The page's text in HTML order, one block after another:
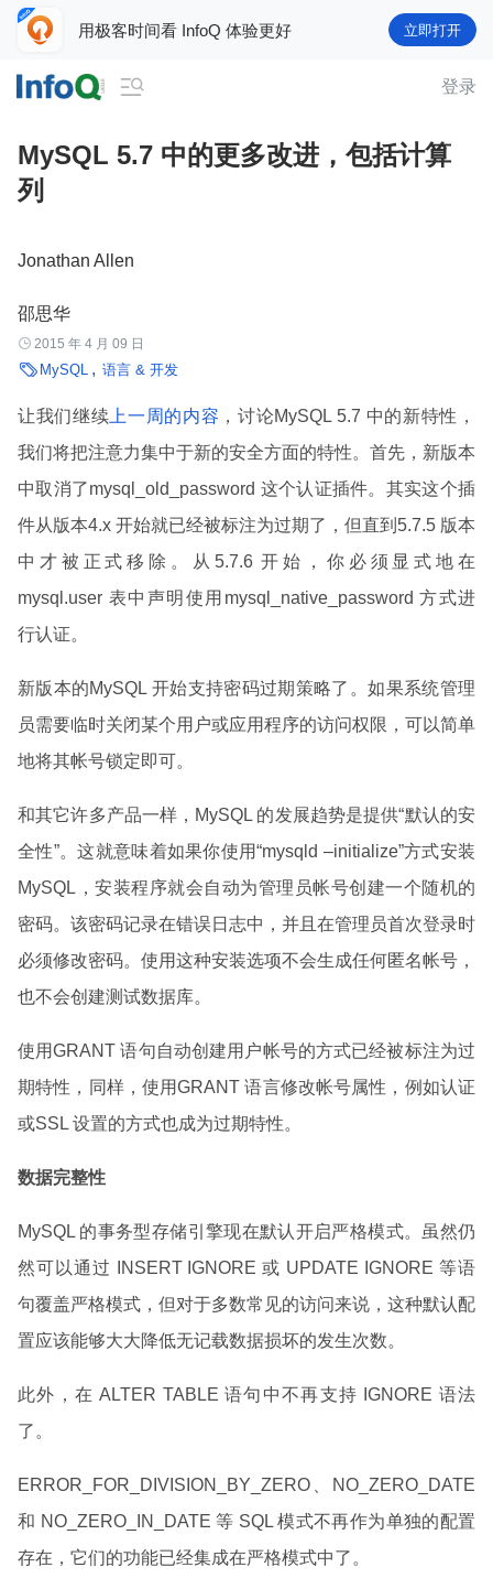
用极客时间看 InfoQ 体验更好 立即打开
 登录
MySQL 5.7 中的更多改进，包括计算
列
Jonathan Allen
邵思华
 2015 年 4 月 09 日
 MySQL 语言 & 开发
让我们继续 上一周的内容 ，讨论MySQL 5.7 中的新特性，
我们将把注意力集中于新的安全方面的特性。首先，新版本
中取消了mysql_old_password 这个认证插件。其实这个插
件从版本4.x 开始就已经被标注为过期了，但直到5.7.5 版本
中才被正式移除。从5.7.6 开始，你必须显式地在
mysql.user 表中声明使用mysql_native_password 方式进
行认证。
新版本的MySQL 开始支持密码过期策略了。如果系统管理
员需要临时关闭某个用户或应用程序的访问权限，可以简单
地将其帐号锁定即可。
和其它许多产品一样，MySQL 的发展趋势是提供“默认的安
全性”。这就意味着如果你使用“mysqld –initialize”方式安装
MySQL，安装程序就会自动为管理员帐号创建一个随机的
密码。该密码记录在错误日志中，并且在管理员首次登录时
必须修改密码。使用这种安装选项不会生成任何匿名帐号，
也不会创建测试数据库。
使用GRANT 语句自动创建用户帐号的方式已经被标注为过
期特性，同样，使用GRANT 语言修改帐号属性，例如认证
或SSL 设置的方式也成为过期特性。
数据完整性
MySQL 的事务型存储引擎现在默认开启严格模式。虽然仍
然可以通过 INSERT IGNORE 或 UPDATE IGNORE 等语
句覆盖严格模式，但对于多数常见的访问来说，这种默认配
置应该能够大大降低无记载数据损坏的发生次数。
此外，在 ALTER TABLE 语句中不再支持 IGNORE 语法
了。
ERROR_FOR_DIVISION_BY_ZERO、NO_ZERO_DATE
和 NO_ZERO_IN_DATE 等 SQL 模式不再作为单独的配置
存在，它们的功能已经集成在严格模式中了。